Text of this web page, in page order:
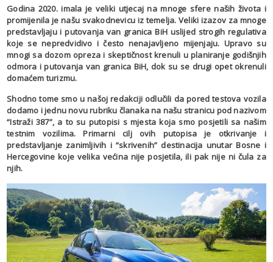
Godina 2020. imala je veliki utjecaj na mnoge sfere naših života i
promijenila je našu svakodnevicu iz temelja. Veliki izazov za mnoge
predstavljaju i putovanja van granica BiH uslijed strogih regulativa
koje se nepredvidivo i često nenajavljeno mijenjaju. Upravo su
mnogi sa dozom opreza i skeptičnost krenuli u planiranje godišnjih
odmora i putovanja van granica BiH, dok su se drugi opet okrenuli
domaćem turizmu.
Shodno tome smo u našoj redakciji odlučili da pored testova vozila
dodamo i jednu novu rubriku članaka na našu stranicu pod nazivom
“Istraži 387”, a to su putopisi s mjesta koja smo posjetili sa našim
testnim vozilima. Primarni cilj ovih putopisa je otkrivanje i
predstavljanje zanimljivih i “skrivenih” destinacija unutar Bosne i
Hercegovine koje velika većina nije posjetila, ili pak nije ni čula za
njih.